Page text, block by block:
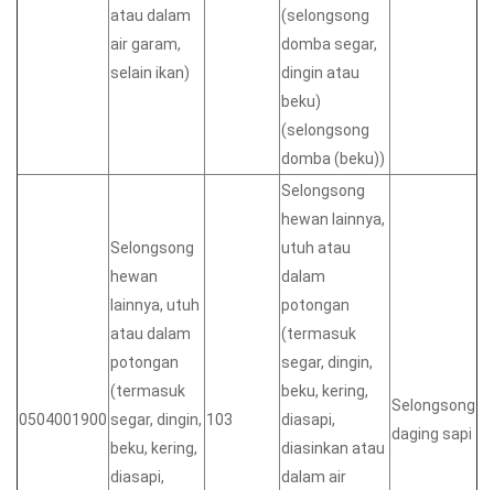
atau dalam
air garam,
selain ikan)
(selongsong
domba segar,
dingin atau
beku)
(selongsong
domba (beku))
0504001900
Selongsong
hewan
lainnya, utuh
atau dalam
potongan
(termasuk
segar, dingin,
beku, kering,
diasapi,
103
Selongsong
hewan lainnya,
utuh atau
dalam
potongan
(termasuk
segar, dingin,
beku, kering,
diasapi,
diasinkan atau
dalam air
Selongsong
daging sapi